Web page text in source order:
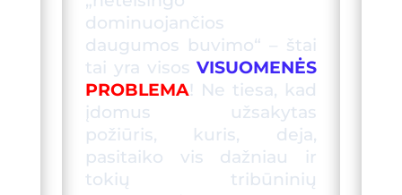
dominuojančios
daugumos buvimo“ – štai
tai yra visos VISUOMENĖS
PROBLEMA! Ne tiesa, kad
įdomus užsakytas
požiūris, kuris, deja,
pasitaiko vis dažniau ir
tokių tribūninių